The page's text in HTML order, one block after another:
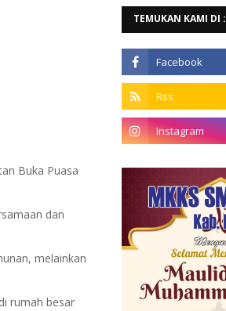
Buka Puasa
dan
melainkan
rumah besar
TEMUKAN KAMI DI :